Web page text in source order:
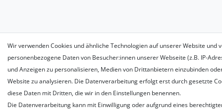
Wir verwenden Cookies und ähnliche Technologien auf unserer Website und
personenbezogene Daten von Besucher:innen unserer Webseite (z.B. IP-
und Anzeigen zu personalisieren, Medien von Drittanbietern einzubinden
Website zu analysieren. Die Datenverarbeitung erfolgt erst durch gesetzte
diese Daten mit Dritten, die wir in den Einstellungen benennen.
Die Datenverarbeitung kann mit Einwilligung oder aufgrund eines